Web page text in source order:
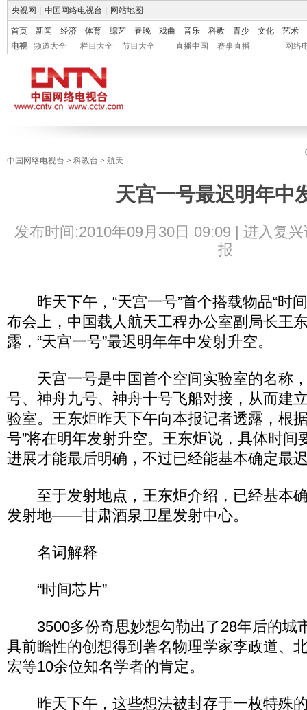
央视网 中国网络电视台 网站地图
首页 新闻 经济 体育 综艺 春晚 戏曲 音乐 科教 青少 文化
艺术
电视
频道大全 栏目大全 节目大全 直播中国 赛事直播 网络
中国网络电视台 > 科教台 > 航天
天宫一号最迟明年中
发布时间:2010年09月30日 09:09 | 进入复兴
报
昨天下午，“天宫一号”首个搭载物品“时
布会上，中国载人航天工程办公室副局长王
露，“天宫一号”最迟明年年中发射升空。
天宫一号是中国首个空间实验室的名称
号、神舟九号、神舟十号飞船对接，从而建
验室。王东炬昨天下午向本报记者透露，根
号”将在明年发射升空。王东炬说，具体时间
进展才能最后明确，不过已经能基本确定最
至于发射地点，王东炬介绍，已经基本
发射地——甘肃酒泉卫星发射中心。
名词解释
“时间芯片”
3500多份奇思妙想勾勒出了28年后的城
具前瞻性的创想得到著名物理学家李政道、
宏等10余位知名学者的肯定。
昨天下午，这些想法被封存于一枚特殊